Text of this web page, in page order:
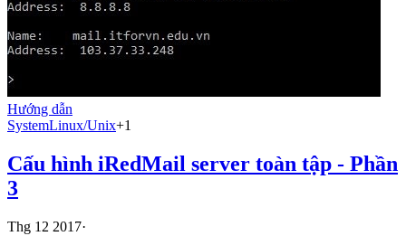
Hướng dẫn
SystemLinux/Unix+1
Cấu hình iRedMail server toàn tập - Phần
3
Thg 12 2017·